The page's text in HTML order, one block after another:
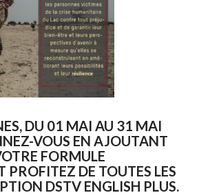
DU 01 MAI AU 31 MAI
VOUS EN AJOUTANT
FORMULE
PROFITEZ DE TOUTES LES
DSTV ENGLISH PLUS.